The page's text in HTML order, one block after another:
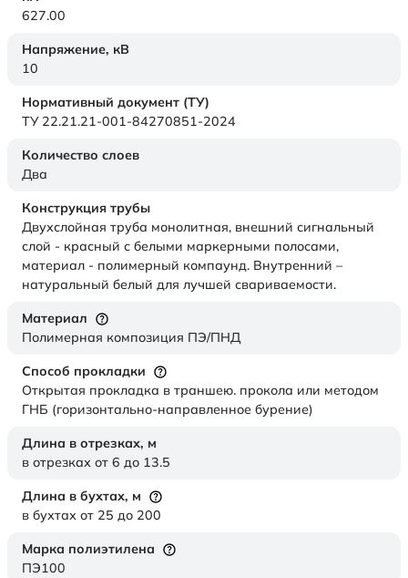
627.00
Напряжение, кВ
10
Нормативный документ (ТУ)
ТУ 22.21.21-001-84270851-2024
Количество слоев
Два
Конструкция трубы
Двухслойная труба монолитная, внешний сигнальный
слой - красный с белыми маркерными полосами,
материал - полимерный компаунд. Внутренний –
натуральный белый для лучшей свариваемости.
Материал
Полимерная композиция ПЭ/ПНД
Способ прокладки
Открытая прокладка в траншею. прокола или методом
ГНБ (горизонтально-направленное бурение)
Длина в отрезках, м
в отрезках от 6 до 13.5
Длина в бухтах, м
в бухтах от 25 до 200
Марка полиэтилена
ПЭ100